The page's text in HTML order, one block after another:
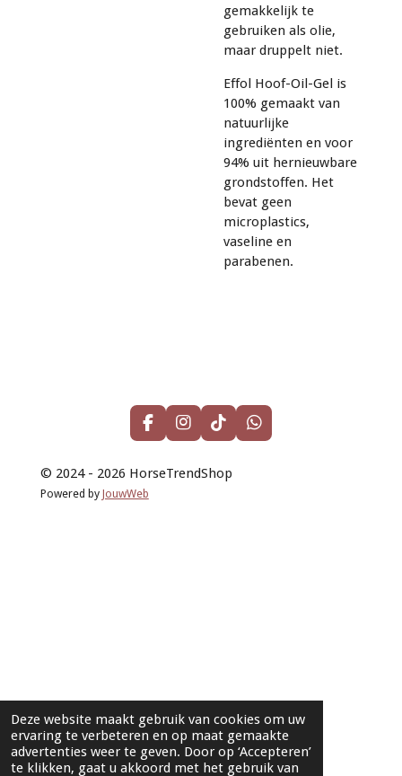
Deze website maakt gebruik van cookies om uw
ervaring te verbeteren en op maat gemaakte
advertenties weer te geven. Door op ‘Accepteren’
te klikken, gaat u akkoord met het gebruik van
gemakkelijk te
gebruiken als olie,
maar druppelt niet.
Effol Hoof-Oil-Gel is
100% gemaakt van
natuurlijke
ingrediënten en voor
94% uit hernieuwbare
grondstoffen. Het
bevat geen
microplastics,
vaseline en
parabenen.
F
a
e
b
I
n
t
T
i
T
W
h
© 2024 - 2026 HorseTrendShop
Powered by JouwWeb